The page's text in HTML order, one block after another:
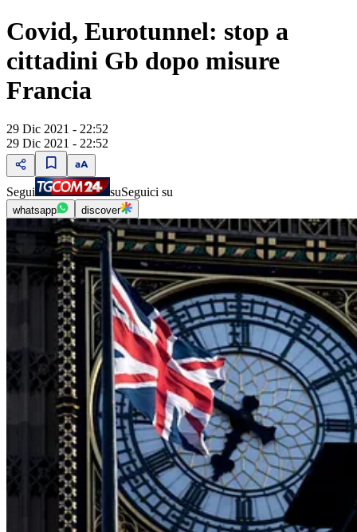
Covid, Eurotunnel: stop a
cittadini Gb dopo misure
Francia
29 Dic 2021 - 22:52
29 Dic 2021 - 22:52
Segui suSeguici su
whatsapp discover